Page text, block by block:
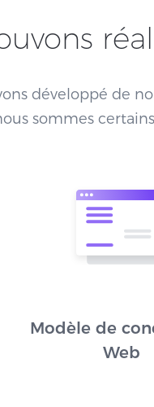
développé de
sommes
Modèle de
Web